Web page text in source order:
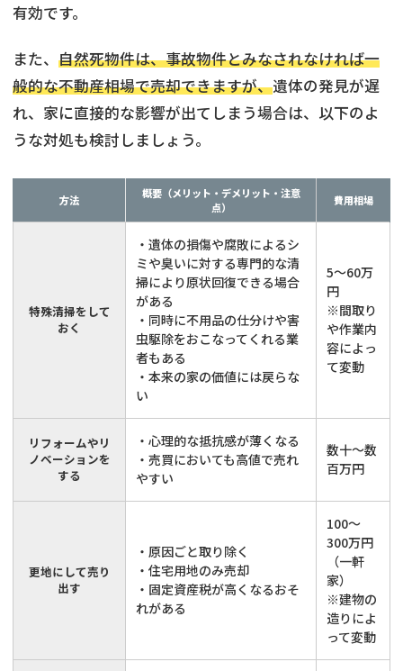
有効です。
また、 自然死物件は、事故物件とみなされなければ一
般的な不動産相場で売却できますが、遺体の発見が遅
れ、家に直接的な影響が出てしまう場合は、以下のよ
うな対処も検討しましょう。
方法
概要（メリット・デメリット・注意
点）
費用相場
特殊清掃をして
おく
・遺体の損傷や腐敗によるシ
ミや臭いに対する専門的な清
掃により原状回復できる場合
がある
・同時に不用品の仕分けや害
虫駆除をおこなってくれる業
者もある
・本来の家の価値には戻らな
い
5〜60万
円
※間取り
や作業内
容によっ
て変動
リフォームやリ
ノベーションを
する
・心理的な抵抗感が薄くなる
・売買においても高値で売れ
やすい
数十〜数
百万円
更地にして売り
出す
・原因ごと取り除く
・住宅用地のみ売却
・固定資産税が高くなるおそ
れがある
100〜
300万円
（一軒
家）
※建物の
造りによ
って変動